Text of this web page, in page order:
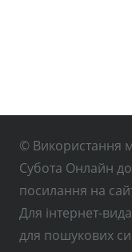
© Використання
Субота Онлайн
посилання на
Для інтернет-
для пошукових